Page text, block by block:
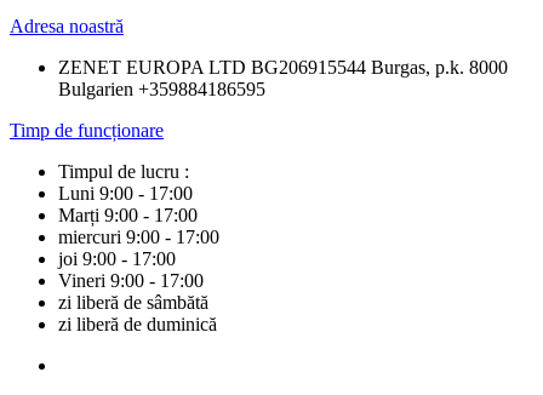
Adresa noastră
ZENET EUROPA LTD BG206915544 Burgas, p.k. 8000
Bulgarien +359884186595
Timp de funcționare
Timpul de lucru :
Luni 9:00 - 17:00
Marți 9:00 - 17:00
miercuri 9:00 - 17:00
joi 9:00 - 17:00
Vineri 9:00 - 17:00
zi liberă de sâmbătă
zi liberă de duminică